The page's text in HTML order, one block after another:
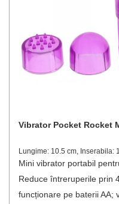
Vibrator Pocket Rocket
Lungime: 10.5 cm, Inserabila:
Mini vibrator portabil
Reduce întreruperile prin
funcționare pe baterii AA;